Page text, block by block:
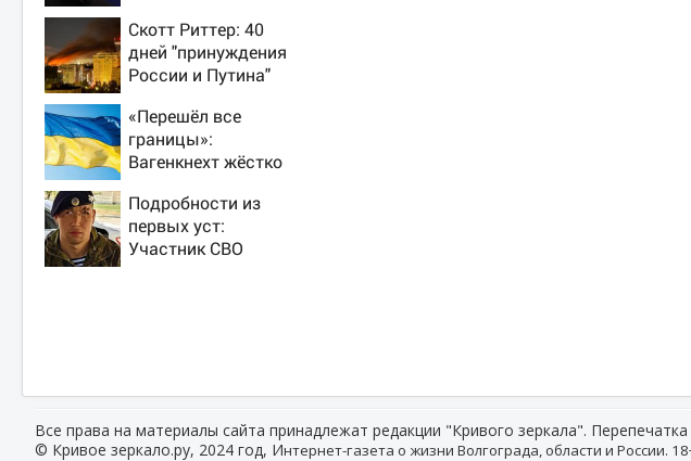
Скотт Риттер: 40
дней "принуждения
России и Путина"
крах режима
Зеленского
«Перешёл все
границы»:
Вагенкнехт жёстко
Украины
Подробности из
первых уст:
Участник СВО
Все права на материалы сайта принадлежат редакции "Кривого зеркала".
© Кривое зеркало.ру, 2024 год, Интернет-газета о жизни Волгограда, области и России.